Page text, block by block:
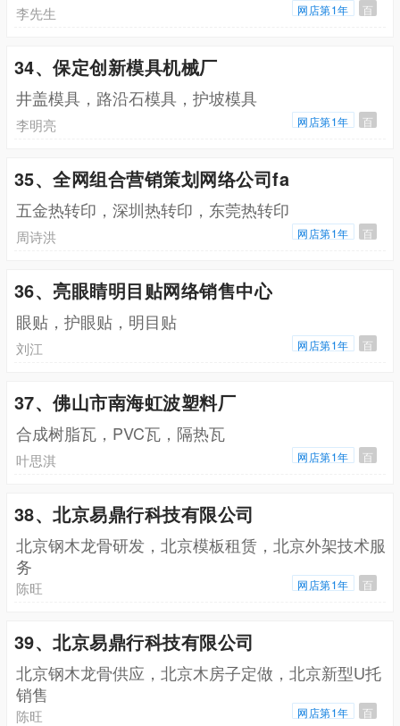
李先生 网店第1年 百
34、保定创新模具机械厂
井盖模具，路沿石模具，护坡模具
李明亮 网店第1年 百
35、全网组合营销策划网络公司fa
五金热转印，深圳热转印，东莞热转印
周诗洪 网店第1年 百
36、亮眼睛明目贴网络销售中心
眼贴，护眼贴，明目贴
刘江 网店第1年 百
37、佛山市南海虹波塑料厂
合成树脂瓦，PVC瓦，隔热瓦
叶思淇 网店第1年 百
38、北京易鼎行科技有限公司
北京钢木龙骨研发，北京模板租赁，北京外架技术服
务
陈旺 网店第1年 百
39、北京易鼎行科技有限公司
北京钢木龙骨供应，北京木房子定做，北京新型U托
销售
陈旺 网店第1年 百